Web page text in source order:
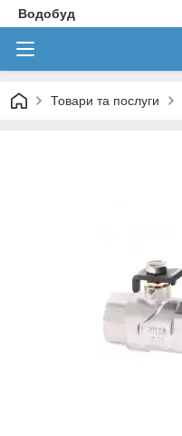
Водобуд
Товари та послуги